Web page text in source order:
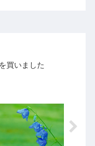
買いました